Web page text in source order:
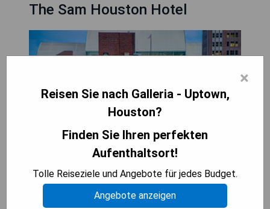
The Sam Houston Hotel
Pros:
- Zentrale Lage im Herzen von Houston
×
Reisen Sie nach Galleria - Uptown,
Houston?
Finden Sie Ihren perfekten
Aufenthaltsort!
Tolle Reiseziele und Angebote für jedes Budget.
Angebote anzeigen